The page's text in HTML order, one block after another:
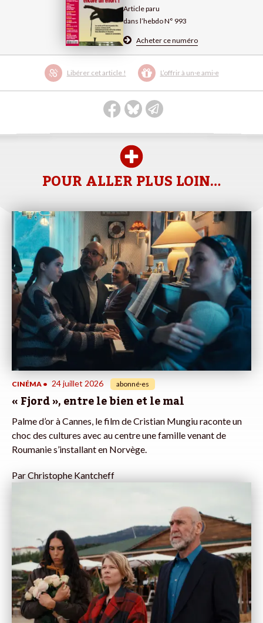
Article paru
dans l’hebdo N° 993
Acheter ce numéro
Libérer cet article ! L’offrir à un·e ami·e
POUR ALLER PLUS LOIN…
CINÉMA • 24 juillet 2026 abonné·es
« Fjord », entre le bien et le mal
Palme d’or à Cannes, le film de Cristian Mungiu raconte un
choc des cultures avec au centre une famille venant de
Roumanie s’installant en Norvège.
ParChristophe Kantcheff